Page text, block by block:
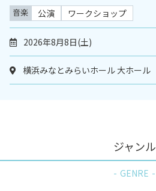
音楽 公演 ワークショップ
2026年8月8日(土)
横浜みなとみらいホール 大ホール
ジャンル
GENRE